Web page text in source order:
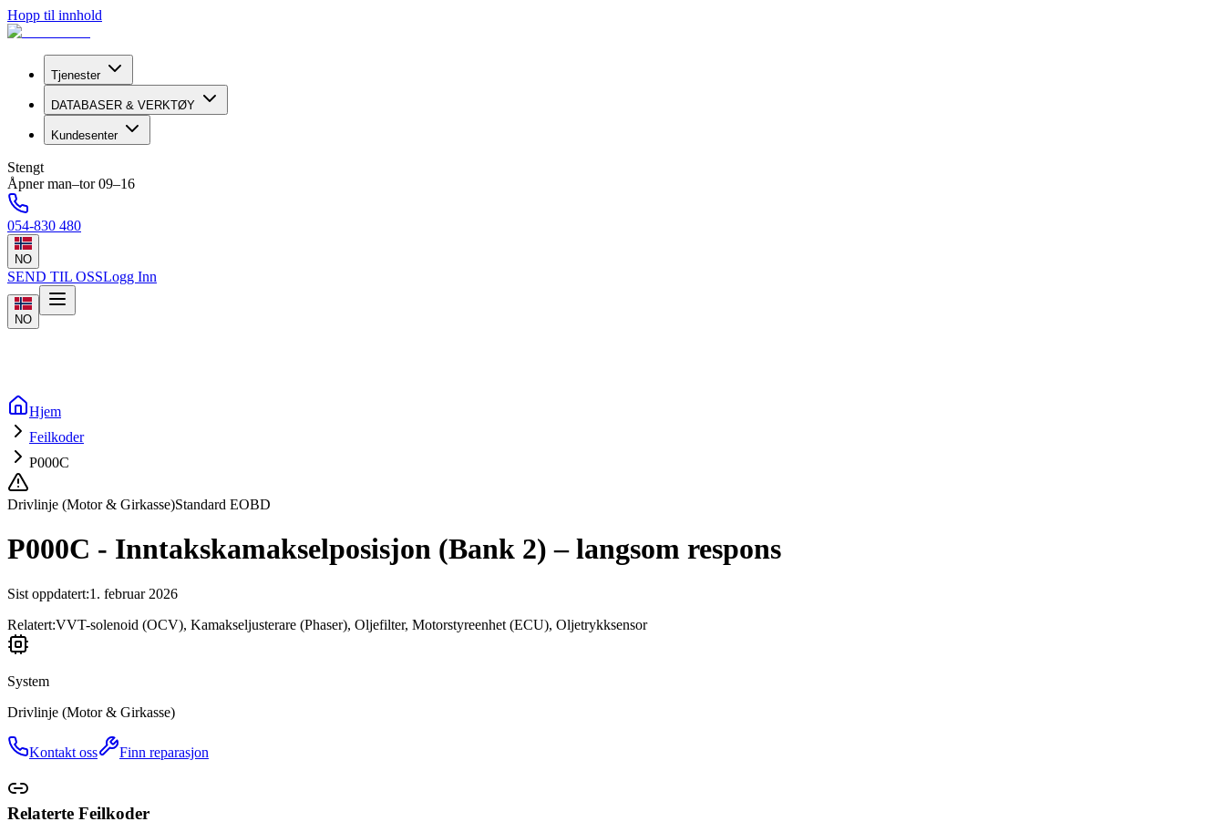
Hopp til innhold
Tjenester
DATABASER & VERKTØY
Kundesenter
Stengt
Åpner man–tor 09–16
054-830 480
NO
SEND TIL OSSLogg Inn
NO
Hjem
Feilkoder
P000C
Drivlinje (Motor & Girkasse)Standard EOBD
P000C - Inntakskamakselposisjon (Bank 2) – langsom respons
Sist oppdatert:1. februar 2026
Relatert:VVT-solenoid (OCV), Kamakseljusterare (Phaser), Oljefilter, Motorstyreenhet (ECU), Oljetrykksensor
System
Drivlinje (Motor & Girkasse)
Kontakt oss Finn reparasjon
Relaterte Feilkoder